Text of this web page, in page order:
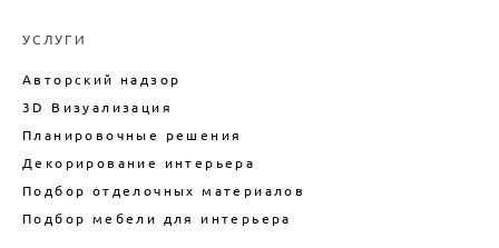
ЭЛИТНЫЙ ДИЗАЙН
ДИЗАЙН ИНТЕРЬЕРА
ЗАГОРОДНОГО ДОМА
АПАРТАМЕНТОВ
ДИЗАЙН ИНТЕРЬЕРА ТАУНХАУСА
РАЗРАБОТКА ДИЗАЙНА
ВЫСТАВОЧНОГО СТЕНДА
ДИЗАЙН-ПРОЕКТ ОТЕЛЯ
ПРОЕКТИРОВАНИЕ ЗАГОРОДНОГО
ПОДБОР ОТДЕЛОЧНЫХ МАТЕРИАЛОВ
УСЛУГИ
Авторский надзор
3D Визуализация
Планировочные решения
Декорирование интерьера
Подбор отделочных материалов
Подбор мебели для интерьера